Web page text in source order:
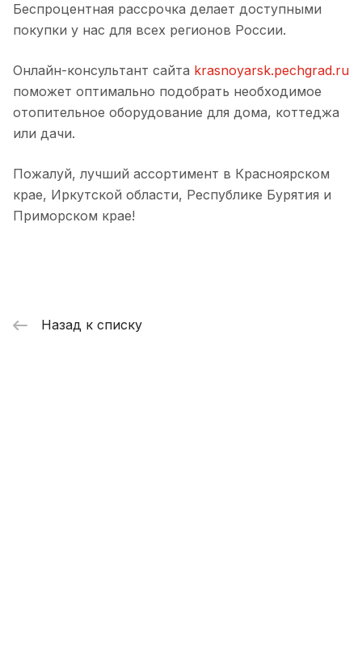
Беспроцентная рассрочка делает доступными
покупки у нас для всех регионов России.
Онлайн-консультант сайта krasnoyarsk.pechgrad.ru
поможет оптимально подобрать необходимое
отопительное оборудование для дома, коттеджа
или дачи.
Пожалуй, лучший ассортимент в Красноярском
крае, Иркутской области, Республике Бурятия и
Приморском крае!
Назад к списку